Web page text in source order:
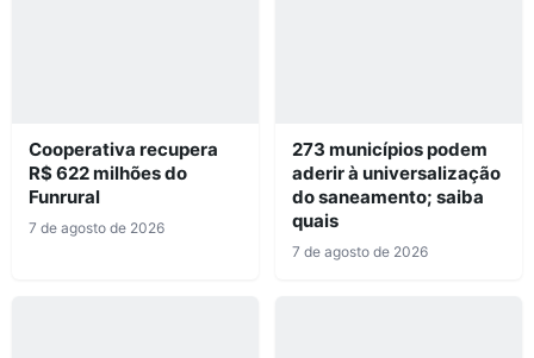
Cooperativa recupera
R$ 622 milhões do
Funrural
7 de agosto de 2026
273 municípios podem
aderir à universalização
do saneamento; saiba
quais
7 de agosto de 2026